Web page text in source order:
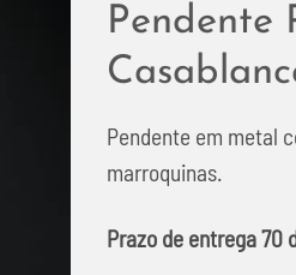
Pendente
Pendente em metal
marroquinas.
Prazo de entrega 70